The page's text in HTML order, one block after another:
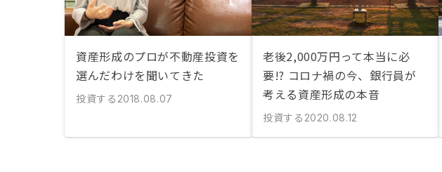
資産形成のプロが不動産投資を
選んだわけを聞いてきた
投資する 2018.08.07
老後2,000万円って本当に必
要!? コロナ禍の今、銀行員が
考える資産形成の本音
投資する 2020.08.12